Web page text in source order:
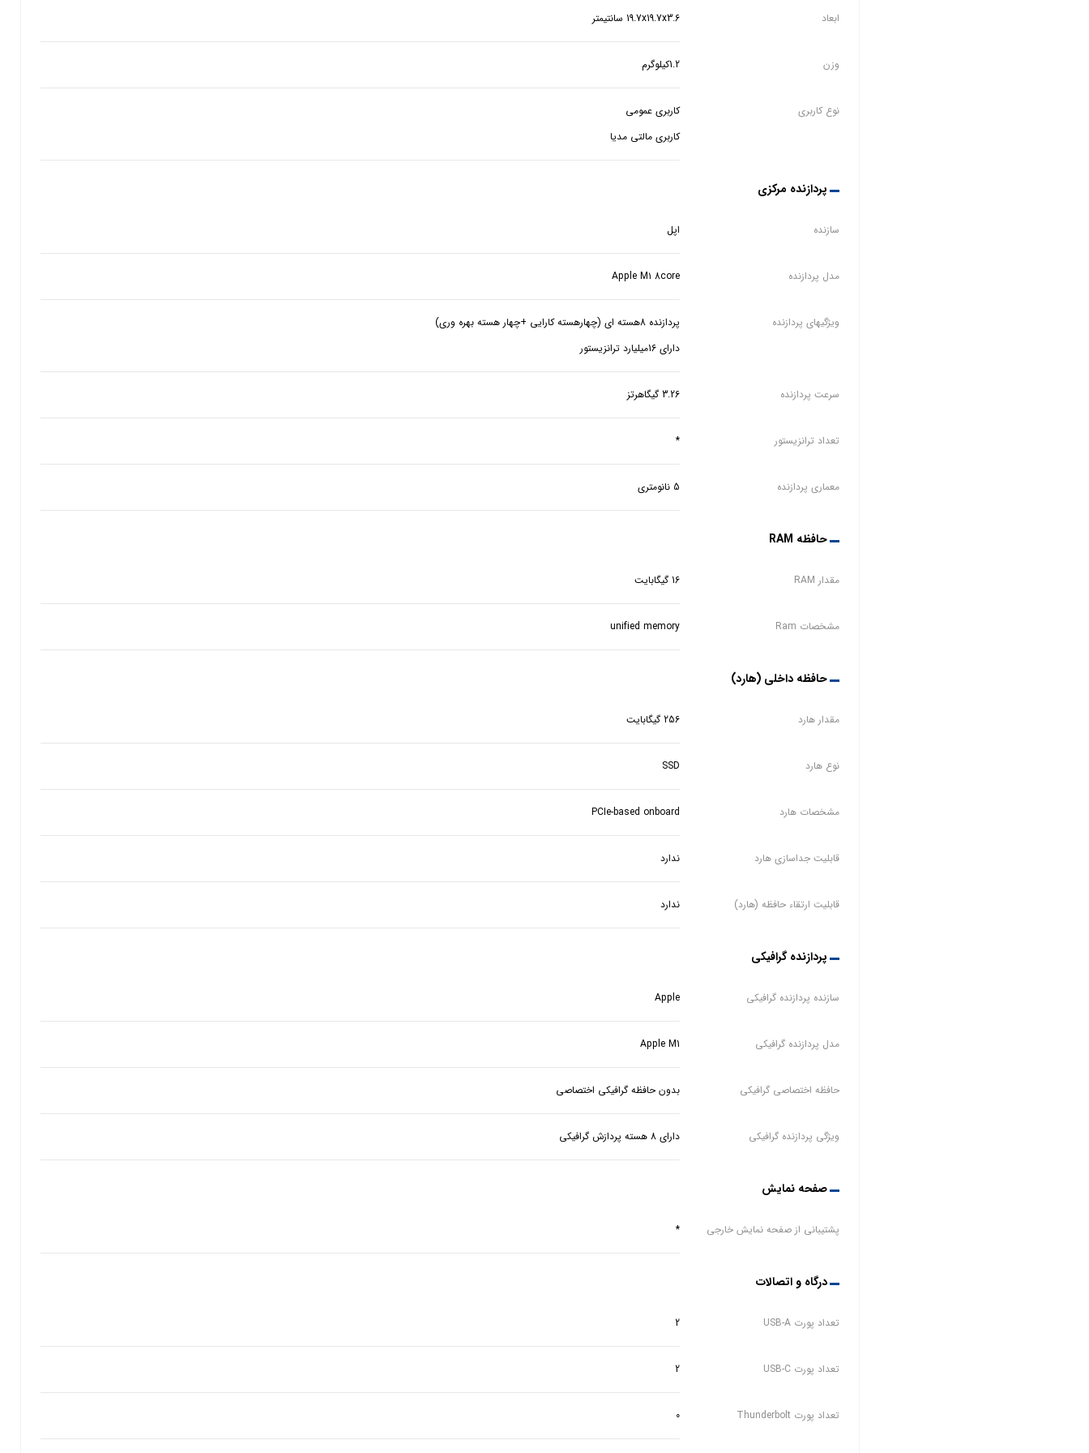
ابعاد 19.7x19.7x3.6 سانتیمتر
وزن 1.2کیلوگرم
نوع کاربری
کاربری مالتی مدیا
پردازنده مرکزی
سازنده اپل
مدل پردازنده Apple M۱ 8core
ویژگیهای پردازنده
دارای 16میلیارد ترانزیستور
سرعت پردازنده 3.26 گیگاهرتز
تعداد ترانزیستور *
معماری پردازنده 5 نانومتری
حافظه RAM
مقدار RAM 16 گیگابایت
مشخصات Ram unified memory
حافظه داخلی (هارد)
مقدار هارد 256 گیگابایت
نوع هارد SSD
مشخصات هارد PCIe-based onboard
قابلیت جداسازی هارد ندارد
قابلیت ارتقاء حافظه (هارد) ندارد
پردازنده گرافیکی
سازنده پردازنده گرافیکی Apple
مدل پردازنده گرافیکی Apple M1
حافظه اختصاصی گرافیکی بدون حافظه گرافیکی اختصاصی
ویژگی پردازنده گرافیکی دارای 8 هسته پردازش گرافیکی
صفحه نمایش
پشتیبانی از صفحه نمایش خارجی *
درگاه و اتصالات
تعداد پورت USB-A 2
تعداد پورت USB-C 2
تعداد پورت Thunderbolt 0